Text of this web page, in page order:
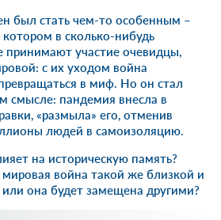
был стать чем-то особенным –
в сколько-нибудь
принимают участие очевидцы,
с их уходом война
в миф. Но он стал
смысле: пандемия внесла в
«размыла» его, отменив
людей в самоизоляцию.
на историческую память?
война такой же близкой и
или она будет замещена другими?